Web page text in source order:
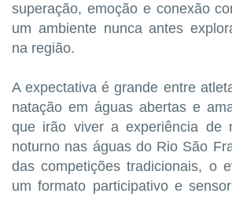
superação, emoção e conexão
um ambiente nunca antes
na região.
A expectativa é grande entre
natação em águas abertas e
que irão viver a experiência de
noturno nas águas do Rio São
das competições tradicionais, o
um formato participativo e